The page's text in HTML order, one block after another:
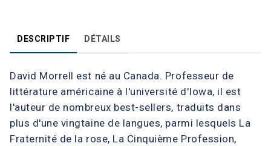
DESCRIPTIF DÉTAILS
David Morrell est né au Canada. Professeur de
littérature américaine à l'université d'Iowa, il est
l'auteur de nombreux best-sellers, traduits dans
plus d'une vingtaine de langues, parmi lesquels La
Fraternité de la rose, La Cinquième Profession,